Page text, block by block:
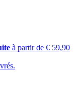
à partir de € 59,90